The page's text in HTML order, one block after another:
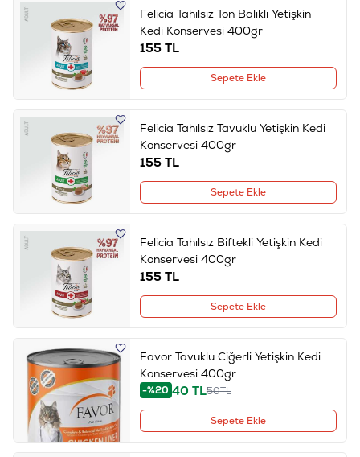
Felicia Tahılsız Ton Balıklı Yetişkin
Kedi Konservesi 400gr
155TL
Sepete Ekle
Felicia Tahılsız Tavuklu Yetişkin Kedi
Konservesi 400gr
155TL
Sepete Ekle
Felicia Tahılsız Biftekli Yetişkin Kedi
Konservesi 400gr
155TL
Sepete Ekle
Favor Tavuklu Ciğerli Yetişkin Kedi
Konservesi 400gr
-%20 40 TL50TL
Sepete Ekle